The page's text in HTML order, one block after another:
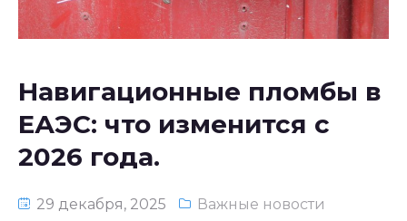
Национальное законодательство
Навигационные пломбы в
ЕАЭС: что изменится с
2026 года.
29 декабря, 2025
Важные новости